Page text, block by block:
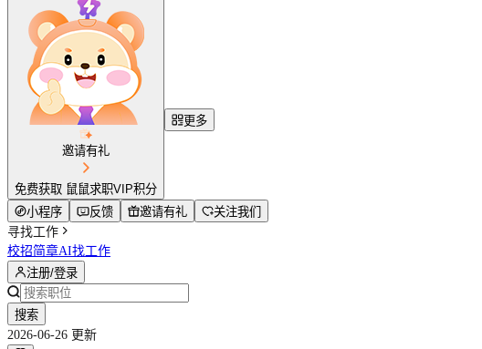
邀请有礼
免费获取 鼠鼠求职VIP积分
更多
小程序 反馈 邀请有礼
关注我们
寻找工作
校招简章AI找工作
注册/登录
搜索
2026-06-26 更新